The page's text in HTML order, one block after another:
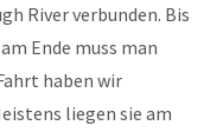
River verbunden. Bis
Ende muss man
haben wir
liegen sie am